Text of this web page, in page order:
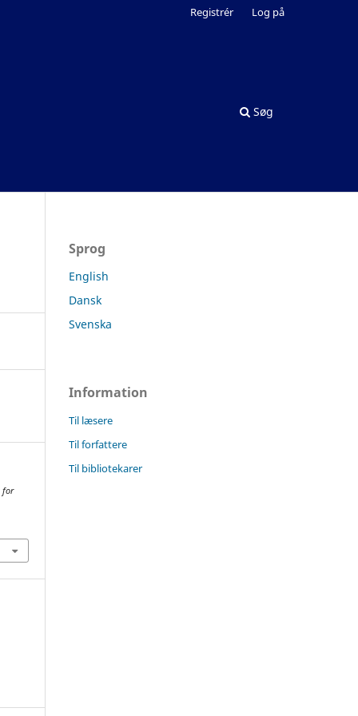
Søg
Registrér Log på
for
Sprog
English
Dansk
Svenska
Information
Til læsere
Til forfattere
Til bibliotekarer